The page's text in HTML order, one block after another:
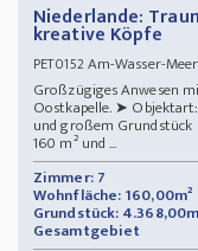
Niederlande:
kreative Köpfe
PET0152Am-Wasser-
Großzügiges Anwesen
Oostkapelle. ➤
und großem
160 m² und ...
Zimmer: 7
Wohnfläche: 160,00m²
Grundstück:
Gesamtgebiet